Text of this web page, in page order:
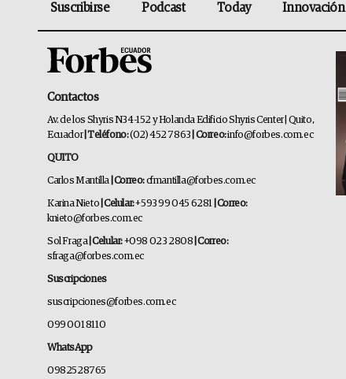
Suscribirse Podcast Today Innovación
Contactos
Av. de los Shyris N34-152 y Holanda Edificio Shyris Center | Quito,
Ecuador | Teléfono:(02) 452 7863 | Correo:info@forbes.com.ec
QUITO
Carlos Mantilla | Correo:cfmantilla@forbes.com.ec
Karina Nieto | Celular:+593 99 045 6281 | Correo:
knieto@forbes.com.ec
Sol Fraga| Celular:+098 023 2808 | Correo:
sfraga@forbes.com.ec
Suscripciones
suscripciones@forbes.com.ec
099 001 8110
WhatsApp
0982528765